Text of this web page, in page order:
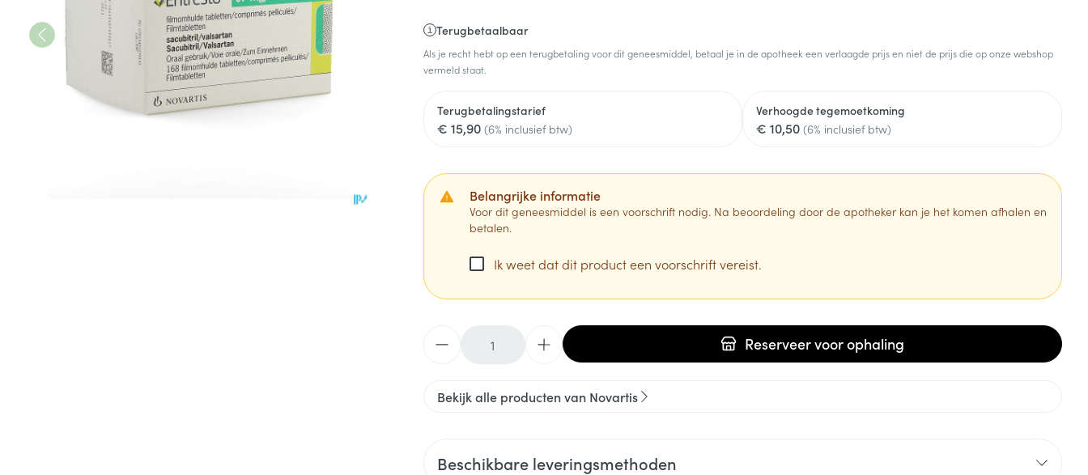
Terugbetaalbaar
Als je recht hebt op een terugbetaling voor dit geneesmiddel, betaal je in de apotheek een verlaagde prijs en niet de prijs die op onze webshop
vermeld staat.
Terugbetalingstarief
€ 15,90 (6% inclusief btw)
Verhoogde tegemoetkoming
€ 10,50 (6% inclusief btw)
Belangrijke informatie
Voor dit geneesmiddel is een voorschrift nodig. Na beoordeling door de apotheker kan je het komen afhalen en
betalen.
Ik weet dat dit product een voorschrift vereist.
Reserveervoor ophaling
Bekijk alle producten van Novartis
Beschikbare leveringsmethoden